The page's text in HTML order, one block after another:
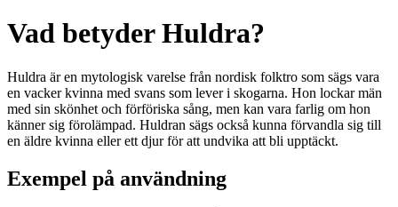
Vad betyder Huldra?
Huldra är en mytologisk varelse från nordisk folktro som sägs vara
en vacker kvinna med svans som lever i skogarna. Hon lockar män
med sin skönhet och förföriska sång, men kan vara farlig om hon
känner sig förolämpad. Huldran sägs också kunna förvandla sig till
en äldre kvinna eller ett djur för att undvika att bli upptäckt.
Exempel på användning